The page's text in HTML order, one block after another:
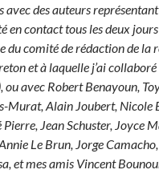
avec des auteurs
en contact tous les deux
du comité de rédaction de la
et à laquelle j’ai collaboré
avec Robert Benayoun,
Murat, Alain Joubert, Nicole
Jean Schuster, Joyce
Le Brun, Jorge
et mes amis Vincent